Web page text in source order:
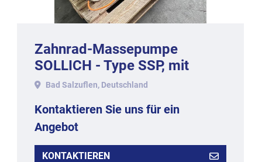
Zahnrad-Massepumpe
SOLLICH - Type SSP, mit
Auffangwanne, fahrbar.
Bad Salzuflen, Deutschland
Kontaktieren Sie uns für ein
Angebot
KONTAKTIEREN